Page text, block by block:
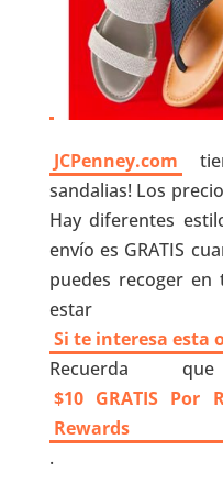
JCPenney.com
sandalias! Los
Hay diferentes
envío es GRATIS
puedes recoger
estar
Si te interesa esta
Recuerda
$10 GRATIS Por
Rewards
.